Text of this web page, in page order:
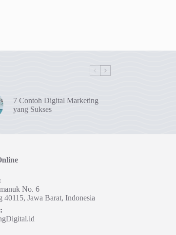
7 Contoh Digital Marketing
yang Sukses
No. 6
40115, Jawa Barat, Indonesia